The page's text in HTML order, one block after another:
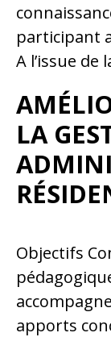
participant
A l’issue de
LA
Objectifs
apports